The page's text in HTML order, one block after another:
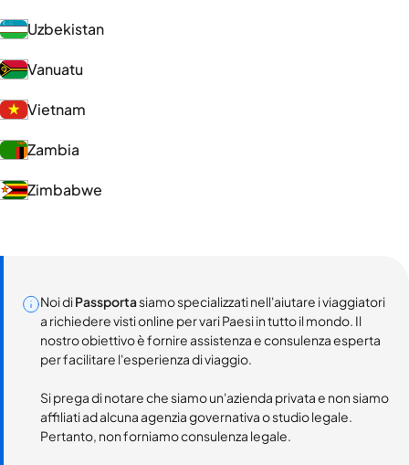
Uzbekistan
Vanuatu
Vietnam
Zambia
Zimbabwe
Noi diPassportasiamo specializzati nell'aiutare i viaggiatori
a richiedere visti online per vari Paesi in tutto il mondo. Il
nostro obiettivo è fornire assistenza e consulenza esperta
per facilitare l'esperienza di viaggio.
Si prega di notare che siamo un'azienda privata e non siamo
affiliati ad alcuna agenzia governativa o studio legale.
Pertanto, non forniamo consulenza legale.